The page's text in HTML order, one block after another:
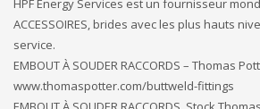
HPF Energy Services est un fournisseur
ACCESSOIRES, brides avec les plus hauts
service.
EMBOUT À SOUDER RACCORDS – Thomas
www.thomaspotter.com/buttweld-fittings